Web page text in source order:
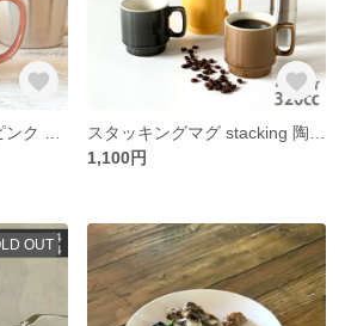
1,100円
OUT